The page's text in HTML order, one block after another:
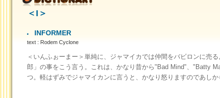
＜I＞
INFORMER
text : Rodem Cyclone
＜いんふぉーまー＞単純に、ジャマイカでは仲間をバビロンに売
郎」の事をこう言う。これは、かなり昔から"Bad Mind"、"Batty
つ。軽はずみでジャマイカンに言うと、かなり怒りますのであしか